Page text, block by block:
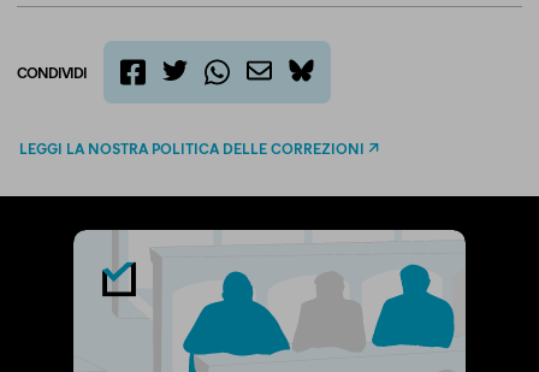
CONDIVIDI
bluesky
LEGGI LA NOSTRA POLITICA DELLE CORREZIONI